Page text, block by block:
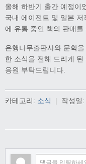
올해 하반기 출간 예정이
국내 에이전트 및 일본
에 유통 중인 책의 판매를
은행나무출판사와 문학
한 소식을 전해 드리게
응원 부탁드립니다.
카테고리: 소식 | 작성일: